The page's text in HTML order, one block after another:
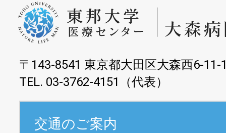
〒143-8541 東京都大田区大森西6-11-
TEL. 03-3762-4151（代表）
交通のご案内